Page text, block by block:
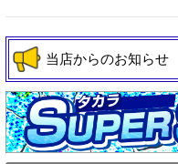
当店からのお知らせ